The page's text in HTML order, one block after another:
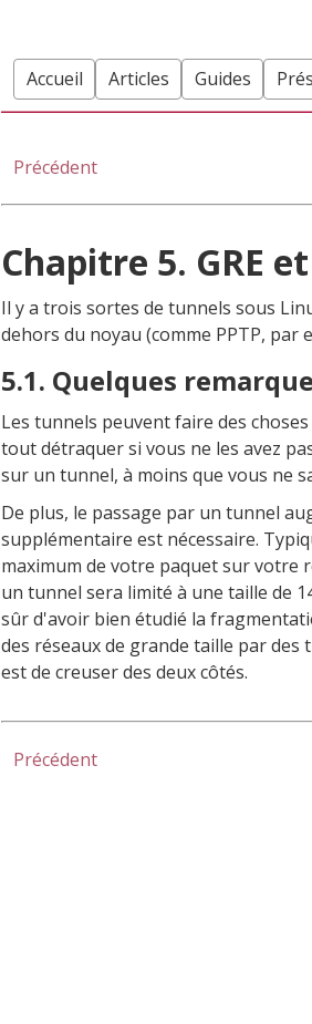
Accueil Articles Guides
Précédent
Chapitre 5. GRE
Il y a trois sortes de tunnels sous
dehors du noyau (comme PPTP, par
5.1. Quelques
Les tunnels peuvent faire des
tout détraquer si vous ne les avez
sur un tunnel, à moins que vous ne
De plus, le passage par un tunnel
supplémentaire est nécessaire.
maximum de votre paquet sur votre
un tunnel sera limité à une taille de
sûr d'avoir bien étudié la
des réseaux de grande taille par
est de creuser des deux côtés.
Précédent